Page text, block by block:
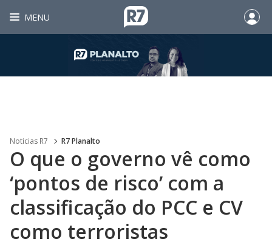
MENU
Noticias R7 R7 Planalto
O que o governo vê como
‘pontos de risco’ com a
classificação do PCC e CV
como terroristas